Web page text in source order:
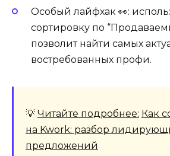
Особый лайфхак 👀:
сортировку по
позволит найти самых
востребованных профи.
💡 Читайте подробнее: Как
на Kwork: разбор
предложений